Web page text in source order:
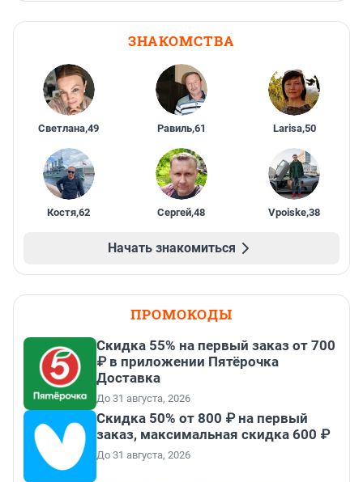
ЗНАКОМСТВА
Светлана,49 Равиль,61 Larisa,50
Костя,62 Сергей,48 Vpoiske,38
Начать знакомиться
ПРОМОКОДЫ
Скидка 55% на первый заказ от 700
₽ в приложении Пятёрочка
Доставка
До 31 августа, 2026
Скидка 50% от 800 ₽ на первый
заказ, максимальная скидка 600 ₽
До 31 августа, 2026